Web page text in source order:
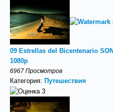
09 Estrellas del Bicentenario
1080p
6967 Просмотров
Категория: Путешествия